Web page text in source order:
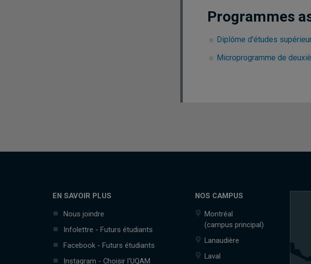
Programmes
Diplôme d'études
Microprogramme de
EN SAVOIR PLUS
Nous joindre
Infolettre - Futurs étudiants
Facebook - Futurs étudiants
Instagram - Choisir l'UQAM
NOS CAMPUS
Montréal
(campus principal)
Lanaudière
Laval